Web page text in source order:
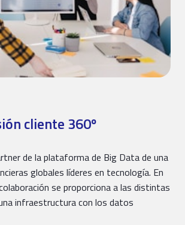
cliente 360º
de la plataforma de Big Data de una
globales líderes en tecnología. En
se proporciona a las distintas
infraestructura con los datos